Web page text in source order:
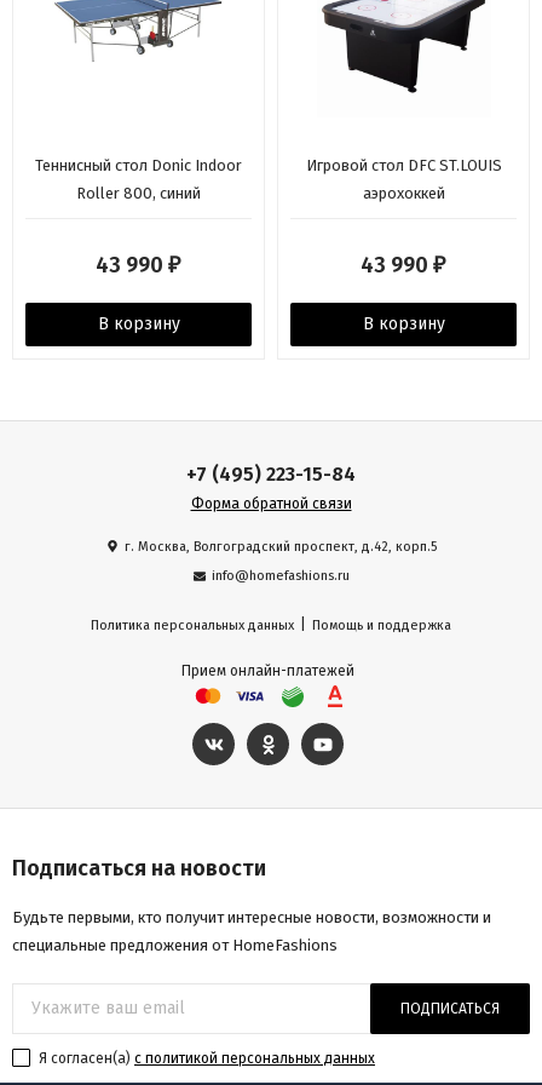
Теннисный стол Donic Indoor
Roller 800, синий
43 990 ₽
В корзину
Игровой стол DFC ST.LOUIS
аэрохоккей
43 990 ₽
В корзину
+7 (495) 223-15-84
Форма обратной связи
г. Москва, Волгоградский проспект, д.42, корп.5
info@homefashions.ru
Политика персональных данных Помощь и поддержка
Прием онлайн-платежей
Подписаться на новости
Будьте первыми, кто получит интересные новости, возможности и
специальные предложения от HomeFashions
ПОДПИСАТЬСЯ
Я согласен(a) с политикой персональных данных